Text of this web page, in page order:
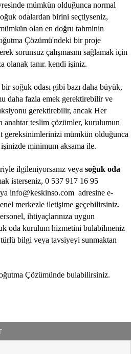
mümkün olduğunca normal
odalardan birini seçtiyseniz,
olan en doğru tahminin
Çözümü'ndeki bir proje
sorunsuz çalışmasını sağlamak için
olanak tanır. kendi işiniz.
soğuk odası gibi bazı daha büyük,
daha fazla emek gerektirebilir ve
gerektirebilir, ancak Her
anahtar teslim çözümler, kurulumun
gereksinimlerinizi mümkün olduğunca
minimum aksama ile.
ilgileniyorsanız veya soğuk oda
isterseniz, 0 537 917 16 95
info@keskinso.com adresine e-
merkezle iletişime geçebilirsiniz.
ihtiyaçlarınıza uygun
oda kurulum hizmetini bulabilmeniz
bilgi veya tavsiyeyi sunmaktan
Çözümünde bulabilirsiniz.